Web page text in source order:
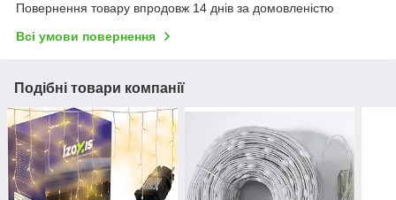
Повернення товару впродовж 14 днів за домовленістю
Всі умови повернення
Подібні товари компанії